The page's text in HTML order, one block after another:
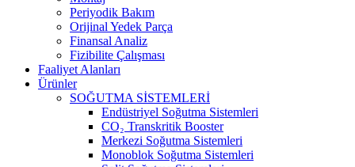
Periyodik Bakım
Orijinal Yedek Parça
Finansal Analiz
Fizibilite Çalışması
Faaliyet Alanları
Ürünler
SOĞUTMA SİSTEMLERİ
Endüstriyel Soğutma Sistemleri
CO₂ Transkritik Booster
Merkezi Soğutma Sistemleri
Monoblok Soğutma Sistemleri